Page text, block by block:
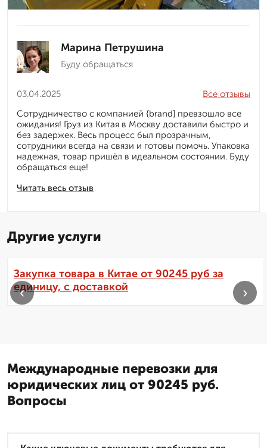
Марина Петрушина
Буду обращаться
03.04.2025
Читать весь отзыв
Все отзывы
Сотрудничество с компанией {brand] превзошло все
ожидания! Груз из Китая в Москву доставили быстро и
без задержек. Весь процесс был прозрачным,
сотрудники всегда на связи и готовы помочь. Упаковка
надежная, товар пришёл в идеальном состоянии. Буду
обращаться еще!
Другие услуги
Закупка товара в Китае от 90245 руб за
единицу, с доставкой
‹ ›
Международные перевозки для
юридических лиц от 90245 руб.
Вопросы